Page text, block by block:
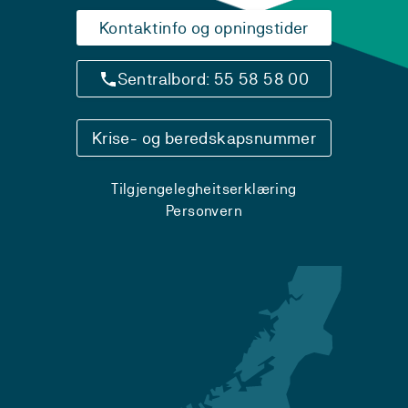
Kontaktinfo og opningstider
Sentralbord: 55 58 58 00
Krise- og beredskapsnummer
Tilgjengelegheitserklæring
Personvern